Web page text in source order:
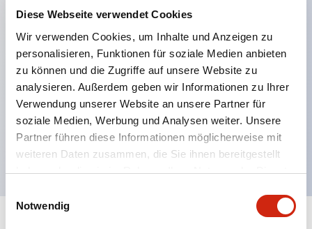
Diese Webseite verwendet Cookies
Wir verwenden Cookies, um Inhalte und Anzeigen zu
personalisieren, Funktionen für soziale Medien anbieten
zu können und die Zugriffe auf unsere Website zu
analysieren. Außerdem geben wir Informationen zu Ihrer
Verwendung unserer Website an unsere Partner für
soziale Medien, Werbung und Analysen weiter. Unsere
Partner führen diese Informationen möglicherweise mit
weiteren Daten zusammen, die Sie ihnen bereitgestellt
haben oder die sie im Rahmen Ihrer Nutzung der Dienste
Notwendig
LED-Lampenkörper
Schutzarten IP40 und IP65 vollständig verfügbar
(IEC 60529)
UL- und CSA-zertifiziert. Entspricht EN (Europa)
Normen. CCC-zertifiziert (außer Anzeigeleuchten).
Mit speziellem Zubehör leicht auf Φ22 Flash-
Silhouette umstellbar